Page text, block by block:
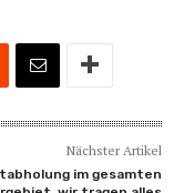
Nächster Artikel
im gesamten